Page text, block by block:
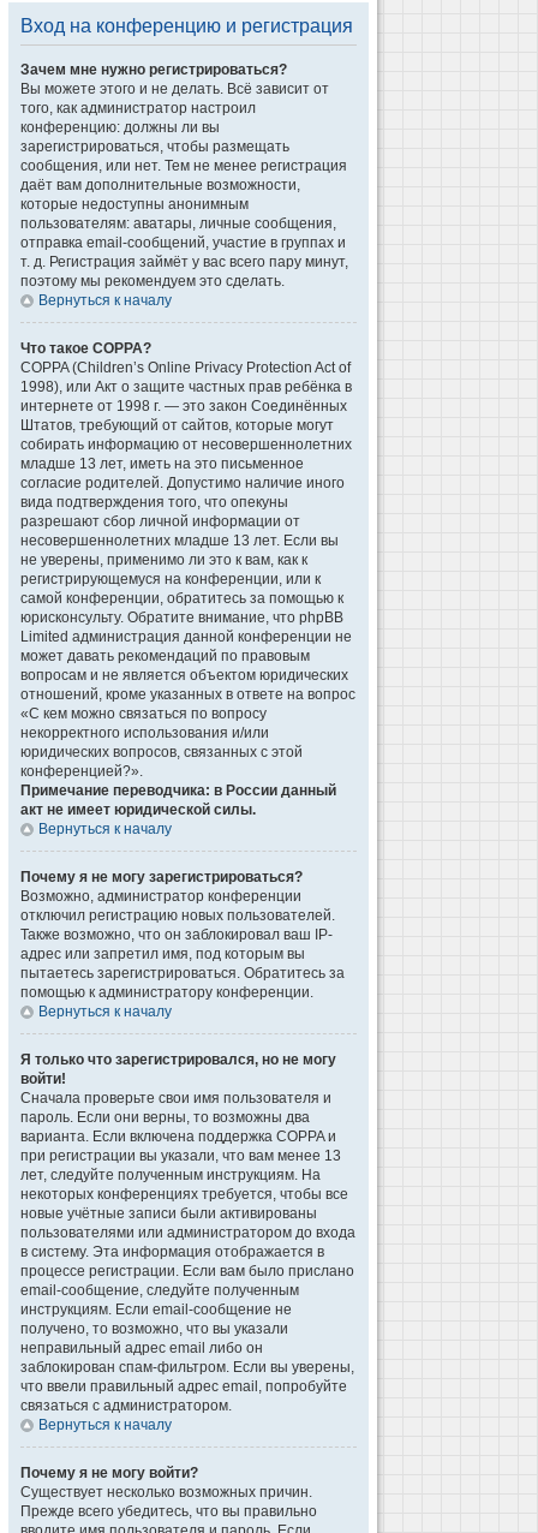
Вход на конференцию и регистрация
Зачем мне нужно регистрироваться?
Вы можете этого и не делать. Всё зависит от
того, как администратор настроил
конференцию: должны ли вы
зарегистрироваться, чтобы размещать
сообщения, или нет. Тем не менее регистрация
даёт вам дополнительные возможности,
которые недоступны анонимным
пользователям: аватары, личные сообщения,
отправка email-сообщений, участие в группах и
т. д. Регистрация займёт у вас всего пару минут,
поэтому мы рекомендуем это сделать.
Вернуться к началу
Что такое COPPA?
COPPA (Children’s Online Privacy Protection Act of
1998), или Акт о защите частных прав ребёнка в
интернете от 1998 г. — это закон Соединённых
Штатов, требующий от сайтов, которые могут
собирать информацию от несовершеннолетних
младше 13 лет, иметь на это письменное
согласие родителей. Допустимо наличие иного
вида подтверждения того, что опекуны
разрешают сбор личной информации от
несовершеннолетних младше 13 лет. Если вы
не уверены, применимо ли это к вам, как к
регистрирующемуся на конференции, или к
самой конференции, обратитесь за помощью к
юрисконсульту. Обратите внимание, что phpBB
Limited администрация данной конференции не
может давать рекомендаций по правовым
вопросам и не является объектом юридических
отношений, кроме указанных в ответе на вопрос
«С кем можно связаться по вопросу
некорректного использования и/или
юридических вопросов, связанных с этой
конференцией?».
Примечание переводчика: в России данный
акт не имеет юридической силы.
Вернуться к началу
Почему я не могу зарегистрироваться?
Возможно, администратор конференции
отключил регистрацию новых пользователей.
Также возможно, что он заблокировал ваш IP-
адрес или запретил имя, под которым вы
пытаетесь зарегистрироваться. Обратитесь за
помощью к администратору конференции.
Вернуться к началу
Я только что зарегистрировался, но не могу
войти!
Сначала проверьте свои имя пользователя и
пароль. Если они верны, то возможны два
варианта. Если включена поддержка COPPA и
при регистрации вы указали, что вам менее 13
лет, следуйте полученным инструкциям. На
некоторых конференциях требуется, чтобы все
новые учётные записи были активированы
пользователями или администратором до входа
в систему. Эта информация отображается в
процессе регистрации. Если вам было прислано
email-сообщение, следуйте полученным
инструкциям. Если email-сообщение не
получено, то возможно, что вы указали
неправильный адрес email либо он
заблокирован спам-фильтром. Если вы уверены,
что ввели правильный адрес email, попробуйте
связаться с администратором.
Вернуться к началу
Почему я не могу войти?
Существует несколько возможных причин.
Прежде всего убедитесь, что вы правильно